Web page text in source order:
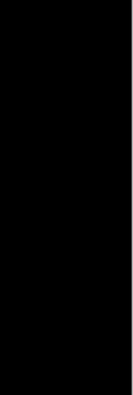
externos que
toda la
ampliar tu conocimiento